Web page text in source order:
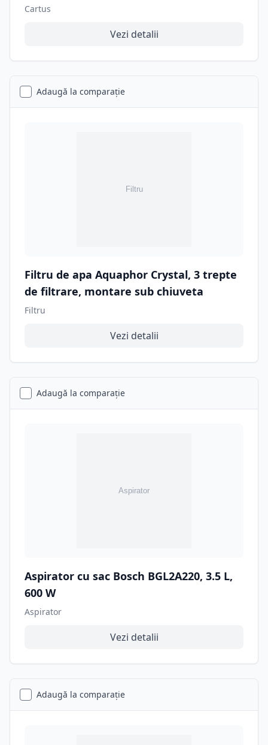
Cartus
Vezi detalii
Adaugă la comparație
Filtru de apa Aquaphor Crystal, 3 trepte
de filtrare, montare sub chiuveta
Filtru
Vezi detalii
Adaugă la comparație
Aspirator cu sac Bosch BGL2A220, 3.5 L,
600 W
Aspirator
Vezi detalii
Adaugă la comparație